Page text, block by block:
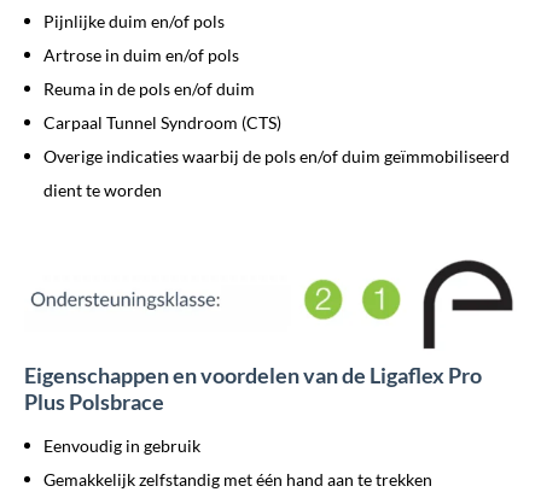
Pijnlijke duim en/of pols
Artrose in duim en/of pols
Reuma in de pols en/of duim
Carpaal Tunnel Syndroom (CTS)
Overige indicaties waarbij de pols en/of duim geïmmobiliseerd
dient te worden
Eigenschappen en voordelen van de Ligaflex Pro
Plus Polsbrace
Eenvoudig in gebruik
Gemakkelijk zelfstandig met één hand aan te trekken